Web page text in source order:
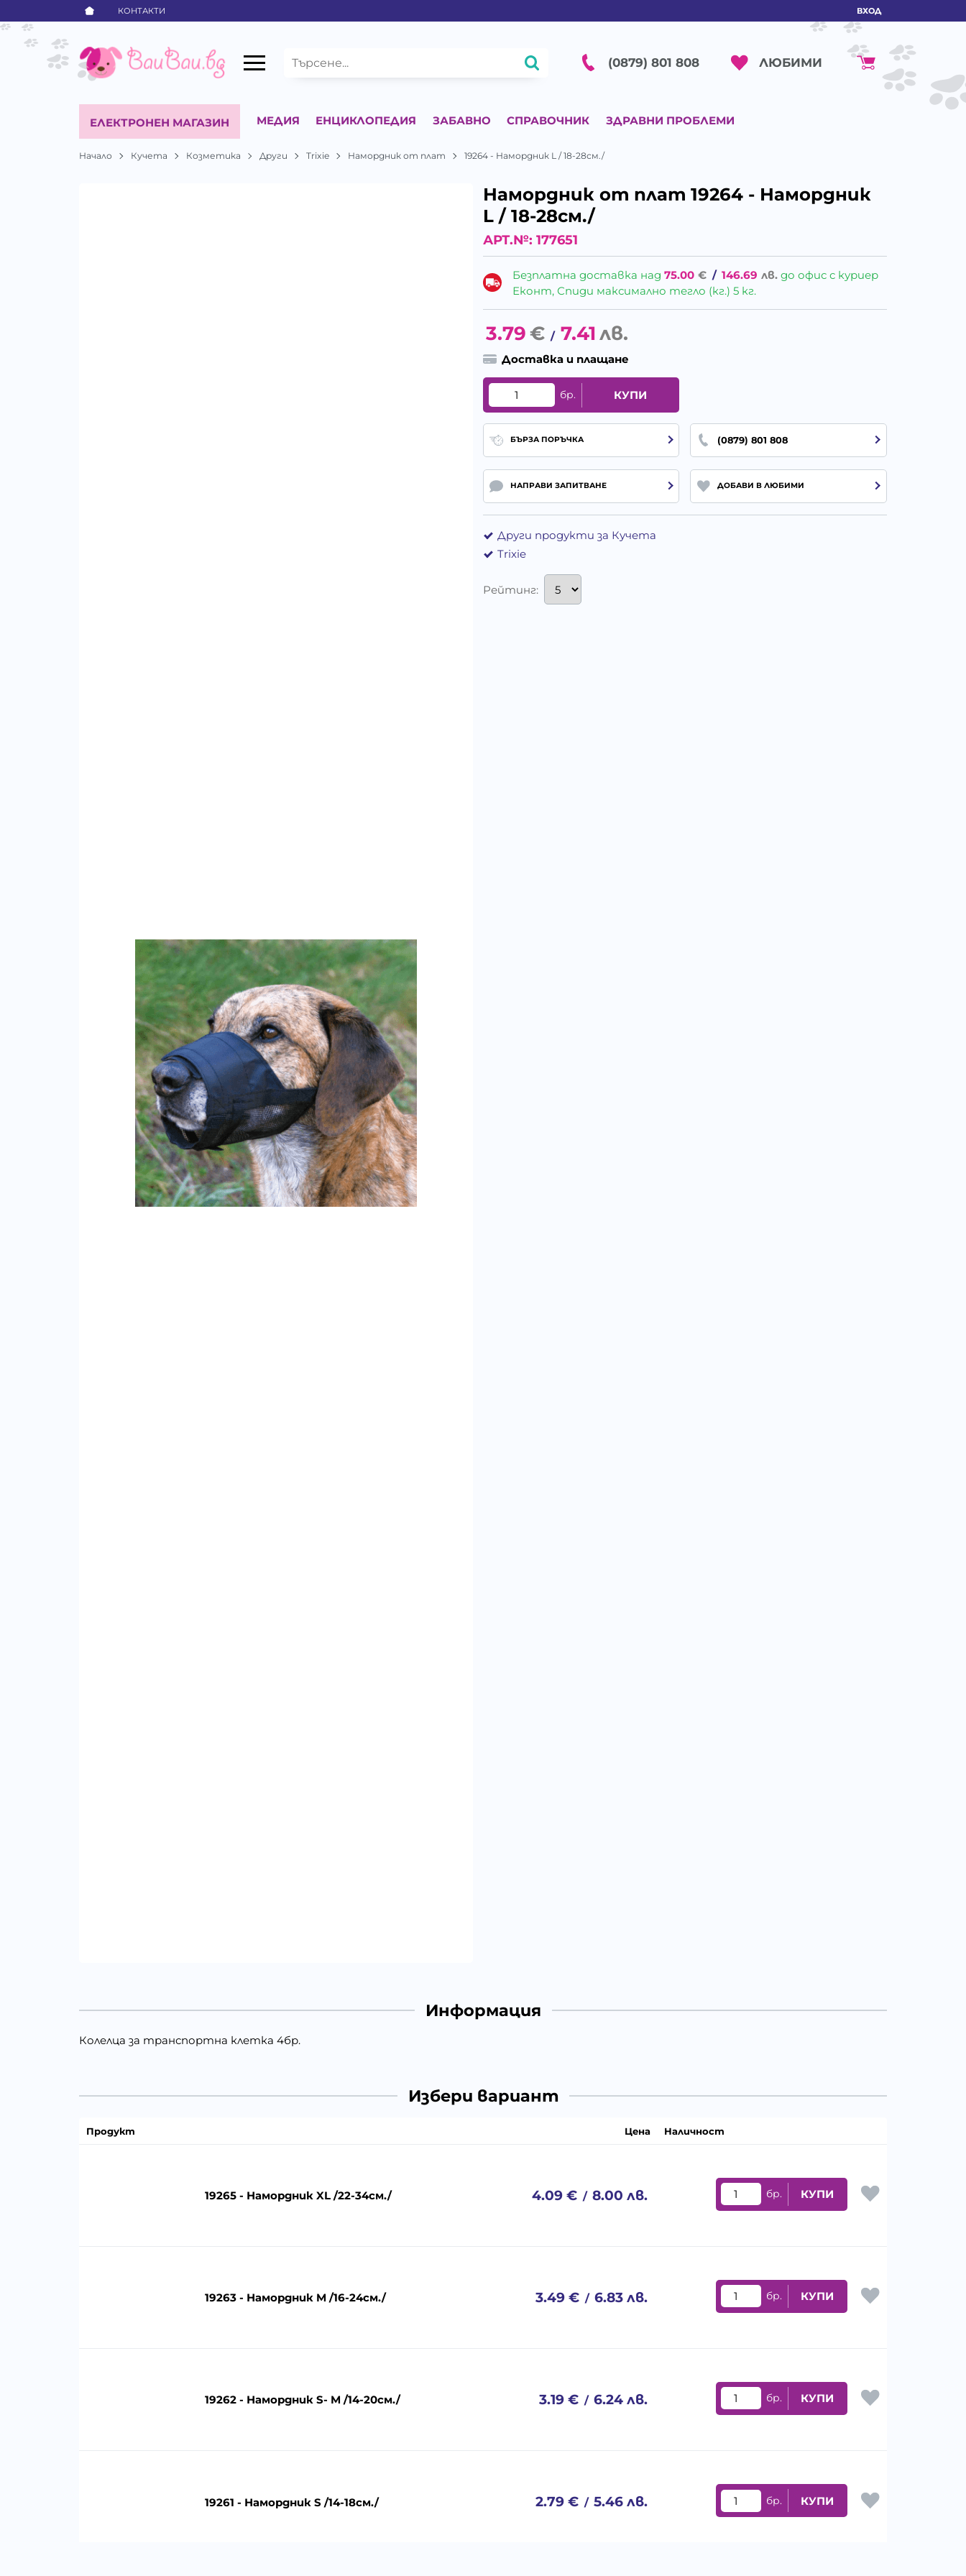
КОНТАКТИ ВХОД
(0879) 801 808 ЛЮБИМИ
ЕЛЕКТРОНЕН МАГАЗИН МЕДИЯ ЕНЦИКЛОПЕДИЯ ЗАБАВНО СПРАВОЧНИК ЗДРАВНИ ПРОБЛЕМИ
Начало Кучета Козметика Други Trixie Намордник от плат 19264 - Намордник L / 18-28см./
Намордник от плат 19264 - Намордник
L / 18-28см./
АРТ.№: 177651
Безплатна доставка над75.00 € / 146.69 лв. до офис с куриер
Еконт, Спиди максимално тегло (кг.) 5 кг.
3.79€ / 7.41лв.
Доставка и плащане
бр. КУПИ
БЪРЗА ПОРЪЧКА (0879) 801 808
НАПРАВИ ЗАПИТВАНЕ ДОБАВИ В ЛЮБИМИ
Други продукти за Кучета
Trixie
Рейтинг:
Информация
Колелца за транспортна клетка 4бр.
Избери вариант
Продукт Цена Наличност
19265 - Намордник XL /22-34см./ 4.09 € / 8.00 лв. бр. КУПИ
19263 - Намордник M /16-24см./ 3.49 € / 6.83 лв. бр. КУПИ
19262 - Намордник S- M /14-20см./ 3.19 € / 6.24 лв. бр. КУПИ
19261 - Намордник S /14-18см./ 2.79 € / 5.46 лв. бр. КУПИ